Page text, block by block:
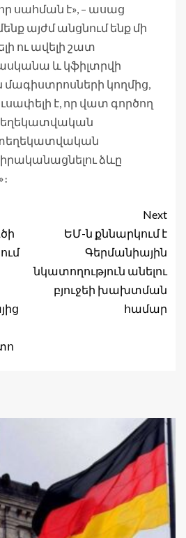
սահման է», – ասաց
այժմ անցնում ենք մի
ու ավելի շատ
և կֆիլտրվի
կողմից,
է, որ վատ գործող
իրականացնելու ձևը
Next
ԵՄ-ն քննարկում է
Գերմանիային
նկատողություն անելու
բյուջեի խախտման
համար